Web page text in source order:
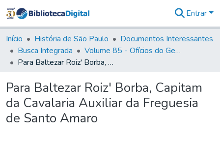
&
Coleções
Tudo na
Biblioteca
Estatísticas
Entrar
Início História de São Paulo
Documentos Interessantes
Busca Integrada
Volume 85 - Ofícios do General Francisco da Cunha Menezes (Governador da Capitania): 1782- 1786
Para Baltezar Roiz' Borba, Capitam da Cavalaria Auxiliar da Freguesia de Santo Amaro
Para Baltezar Roiz' Borba, Capitam
da Cavalaria Auxiliar da Freguesia
de Santo Amaro